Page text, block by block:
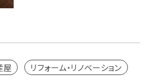
屋 リフォーム・リノベーション